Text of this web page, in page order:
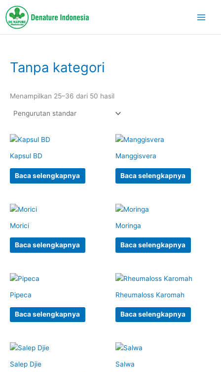
Lewati
ke
konten
Tanpa kategori
Menampilkan 25–36 dari 50 hasil
Kapsul BD
Baca selengkapnya
Manggisvera
Baca selengkapnya
Morici
Baca selengkapnya
Moringa
Baca selengkapnya
Pipeca
Baca selengkapnya
Rheumaloss Karomah
Baca selengkapnya
Salep Djie Salwa